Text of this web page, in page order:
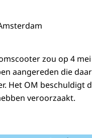
zou op 4
aangereden die
Het OM beschuldigt
veroorzaakt.